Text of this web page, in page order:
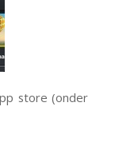
store (onder